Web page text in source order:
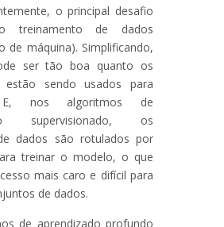
o principal desafio
treinamento de dados
de máquina). Simplificando,
ser tão boa quanto os
estão sendo usados para
E, nos algoritmos de
supervisionado, os
dados são rotulados por
treinar o modelo, o que
mais caro e difícil para
de dados.
de aprendizado profundo